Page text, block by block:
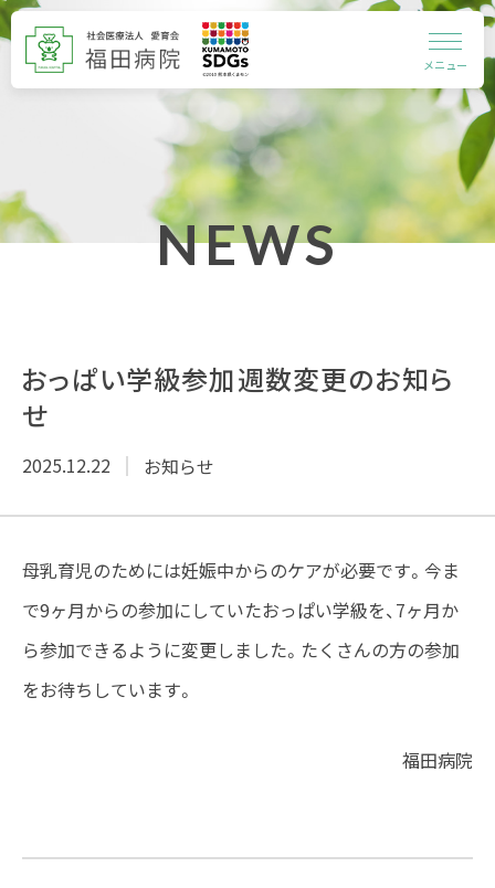
メニュー
NEWS
おっぱい学級参加週数変更のお知ら
せ
2025.12.22 お知らせ
母乳育児のためには妊娠中からのケアが必要です。今ま
で9ヶ月からの参加にしていたおっぱい学級を、7ヶ月か
ら参加できるように変更しました。たくさんの方の参加
をお待ちしています。
福田病院